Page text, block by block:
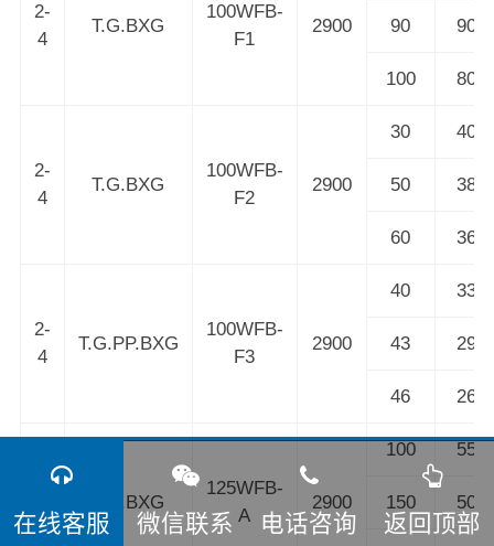
2-
4
T.G.BXG
100WFB-
F1
2900 90 90
100 80
2-
4
T.G.BXG
100WFB-
F2
2900
30 40
50 38
60 36
2-
4
T.G.PP.BXG
100WFB-
F3
2900
40 33
43 29
46 26
4
T.G.BXG
125WFB-
A
2900
100 55
150 50
在线客服 微信联系 电话咨询 返回顶部